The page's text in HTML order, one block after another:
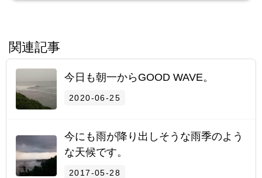
関連記事
今日も朝一からGOOD WAVE。
2020-06-25
今にも雨が降り出しそうな雨季のよう
な天候です。
2017-05-28